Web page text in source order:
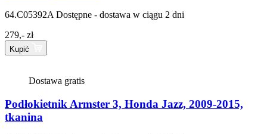
64.C05392A Dostępne - dostawa w ciągu 2 dni
279,- zł
Kupić
Dostawa gratis
Podłokietnik Armster 3, Honda Jazz, 2009-2015,
tkanina